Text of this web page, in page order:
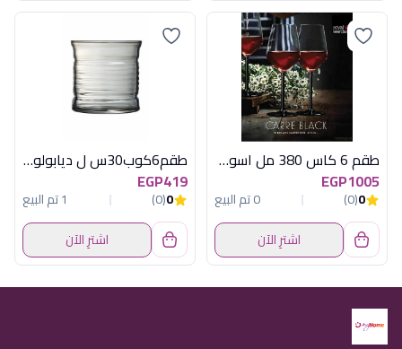
طقم 6 كاس 380 مل اسود كارية
EGP1005
0
(0)
0 تم البيع
اشترِ الآن
طقم6كوب30س ل ديابولونوير لومينارك فرنساو
EGP419
0
(0)
1 تم البيع
اشترِ الآن